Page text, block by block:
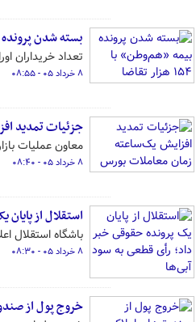
بسته شدن پرونده بیمه
تعداد خریداران اوراق بیمه
۸ خرداد ۰۵ - ۰۸:۵۵
جزئیات تمدید
معاون عملیات
۸ خرداد ۰۵ - ۰۸:۴۰
استقلال از
باشگاه استقلال
۸ خرداد ۰۵ - ۰۸:۳۰
خروج پول از